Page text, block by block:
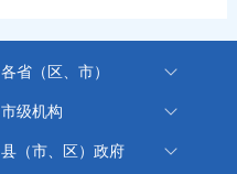
各省（区、市）
市级机构
县（市、区）政府